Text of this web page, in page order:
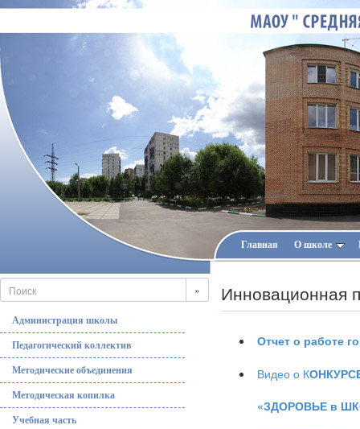
Главная О школе
»
Администрация школы
Педагогический коллектив
Методические объединения
Методическая копилка
Учебная часть
Инновационная
Отчет о работе
Видео о К
«ЗДОРОВЬЕ в